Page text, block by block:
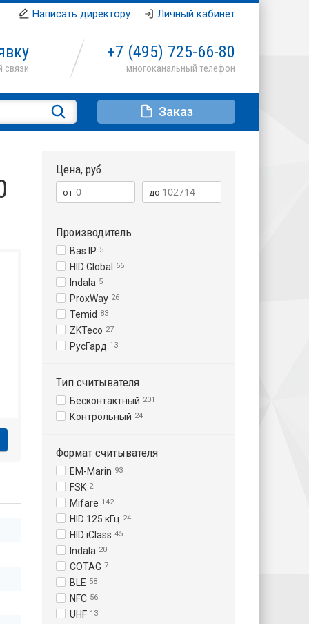
Написать директору Личный кабинет
+7 (495) 725-66-80
Заказ
Цена, руб
Производитель
Bas IP 5
HID Global 66
Indala 5
ProxWay 26
Temid 83
ZKTeco 27
РусГард 13
Тип считывателя
Бесконтактный 201
Контрольный 24
Формат считывателя
EM-Marin 93
FSK 2
Mifare 142
HID 125 кГц 24
HID iClass 45
Indala 20
COTAG 7
BLE 58
NFC 56
UHF 13